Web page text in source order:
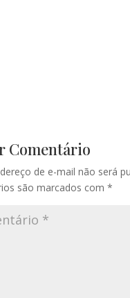
Comentário
de e-mail não será
são marcados com *